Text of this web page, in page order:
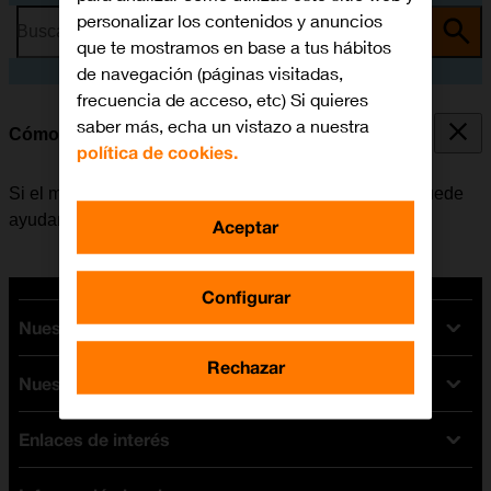
Busca por problema o tema
Cómo reiniciar el móvil
Si el móvil funciona muy lentamente o no responde, puede
ayudar el reiniciarlo.
Nuestras tarifas
Tarifas Orange
Tarifas fibra y móvil
Tarifas móviles
Tarifas internet y fibra
Nuestros dispositivos
Ofertas en móviles
iPhone
Enlaces de interés
personalizar los contenidos y anuncios
que te mostramos en base a tus hábitos
de navegación (páginas visitadas,
frecuencia de acceso, etc) Si quieres
saber más, echa un vistazo a nuestra
política de cookies.
Configurar
Rechazar
Aceptar